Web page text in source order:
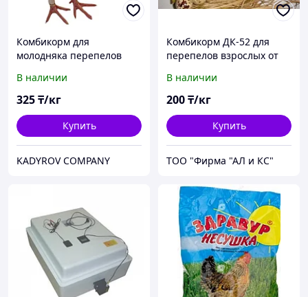
Комбикорм для
молодняка перепелов
В наличии
325₸/кг
Купить
KADYROV COMPANY
Комбикорм ДК-52 для
перепелов взрослых от
В наличии
200₸/кг
Купить
ТОО "Фирма "АЛ и КС"